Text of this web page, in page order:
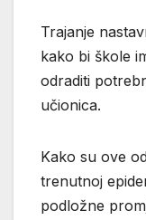
Trajanje
kako bi škole
odraditi
učionica.
Kako su ove
trenutnoj
podložne